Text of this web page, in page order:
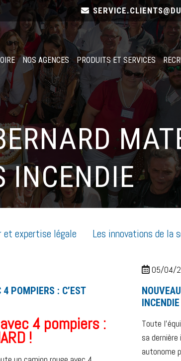
NOS AGENCES PRODUITS ET SERVICES
INCENDIE
expertise légale Les innovations de la
4 POMPIERS : C’EST
4 pompiers :
!
05/04/
Toute
sa
autonome